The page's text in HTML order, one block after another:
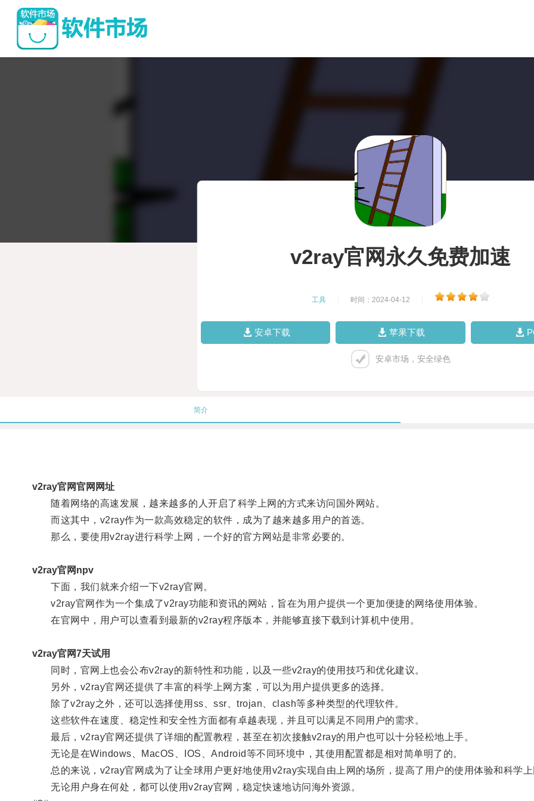
v2ray官网永久免费加速
工具 时间：2024-04-12
安卓下载 苹果下载
安卓市场，安全绿色
简介
v2ray官网官网网址
随着网络的高速发展，越来越多的人开启了科学上网的方式来访问国外网站。
而这其中，v2ray作为一款高效稳定的软件，成为了越来越多用户的首选。
那么，要使用v2ray进行科学上网，一个好的官方网站是非常必要的。
v2ray官网npv
下面，我们就来介绍一下v2ray官网。
v2ray官网作为一个集成了v2ray功能和资讯的网站，旨在为用户提供一个更加便捷的网络使用体验。
在官网中，用户可以查看到最新的v2ray程序版本，并能够直接下载到计算机中使用。
v2ray官网7天试用
同时，官网上也会公布v2ray的新特性和功能，以及一些v2ray的使用技巧和优化建议。
另外，v2ray官网还提供了丰富的科学上网方案，可以为用户提供更多的选择。
除了v2ray之外，还可以选择使用ss、ssr、trojan、clash等多种类型的代理软件。
这些软件在速度、稳定性和安全性方面都有卓越表现，并且可以满足不同用户的需求。
最后，v2ray官网还提供了详细的配置教程，甚至在初次接触v2ray的用户也可以十分轻松地上手。
无论是在Windows、MacOS、IOS、Android等不同环境中，其使用配置都是相对简单明了的。
总的来说，v2ray官网成为了让全球用户更好地使用v2ray实现自由上网的场所，提高了用户的使用体验和科学上
无论用户身在何处，都可以使用v2ray官网，稳定快速地访问海外资源。